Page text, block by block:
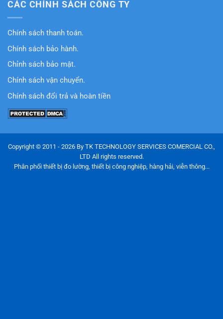
CÁC CHÍNH SÁCH CÔNG TY
Chính sách thanh toán.
Chính sách bảo hành.
Chỉnh sách bảo mật.
Chính sách vận chuyển.
Chính sách đổi trả và hoàn tiền
Copyright © 2011 - 2026 By TK TECHNOLOGY SERVICES COMERCIAL CO.,
LTD All rights reserved.
Phân phối thiết bị đo lường, thiết bị công nghiệp, hàng hải, viễn thông...